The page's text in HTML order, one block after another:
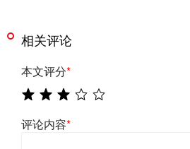
相关评论
本文评分*
评论内容*